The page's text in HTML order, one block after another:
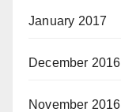
January 2017
December 2016
November 2016